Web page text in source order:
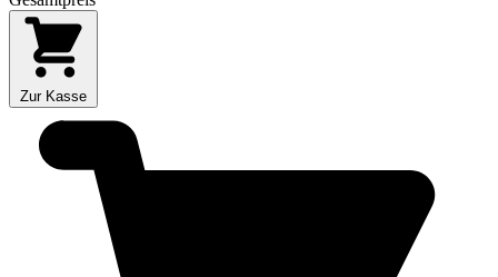
Zur Kasse